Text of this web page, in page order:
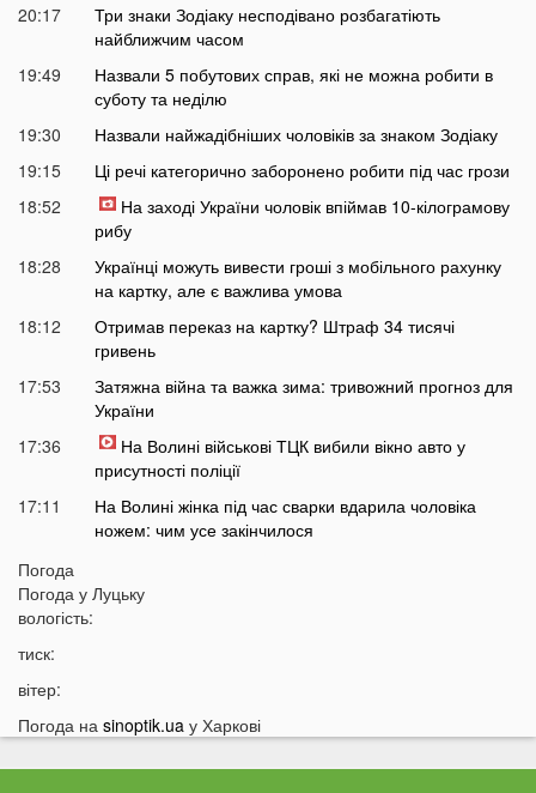
20:17
Три знаки Зодіаку несподівано розбагатіють
найближчим часом
19:49
Назвали 5 побутових справ, які не можна робити в
суботу та неділю
19:30
Назвали найжадібніших чоловіків за знаком Зодіаку
19:15
Ці речі категорично заборонено робити під час грози
18:52
На заході України чоловік впіймав 10-кілограмову
рибу
18:28
Українці можуть вивести гроші з мобільного рахунку
на картку, але є важлива умова
18:12
Отримав переказ на картку? Штраф 34 тисячі
гривень
17:53
Затяжна війна та важка зима: тривожний прогноз для
України
17:36
На Волині військові ТЦК вибили вікно авто у
присутності поліції
17:11
На Волині жінка під час сварки вдарила чоловіка
ножем: чим усе закінчилося
16:38
часом
16:10
15:51
15:26
Працівники «Нової пошти» шваброю виштовхали
собаку з відділення у аномальну спеку
Погода
Погода у Луцьку
вологість:
тиск:
вітер:
Погода на sinoptik.ua у Харкові